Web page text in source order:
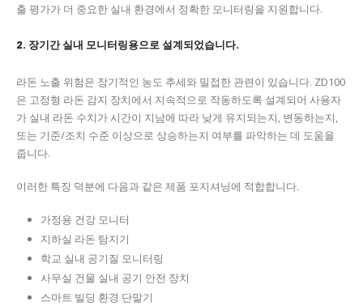
출 평가가 더 중요한 실내 환경에서 정확한 모니터링을 지원합니다.
2. 장기간 실내 모니터링용으로 설계되었습니다.
라돈 노출 위험은 장기적인 농도 추세와 밀접한 관련이 있습니다. ZD100
은 고정형 라돈 감지 장치에서 지속적으로 작동하도록 설계되어 사용자
가 실내 라돈 수치가 시간이 지남에 따라 낮게 유지되는지, 변동하는지,
또는 기준/조치 수준 이상으로 상승하는지 여부를 파악하는 데 도움을
줍니다.
이러한 특징 덕분에 다음과 같은 제품 포지셔닝에 적합합니다.
가정용 건강 모니터
지하실 라돈 탐지기
학교 실내 공기질 모니터링
사무실 건물 실내 공기 안전 장치
스마트 빌딩 환경 단말기